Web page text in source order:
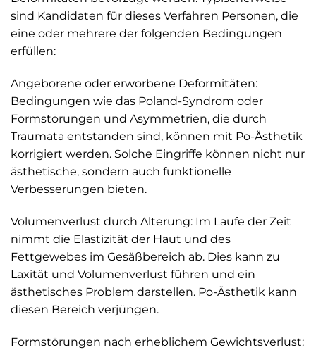
sind Kandidaten für dieses Verfahren Personen, die
eine oder mehrere der folgenden Bedingungen
erfüllen:
Angeborene oder erworbene Deformitäten:
Bedingungen wie das Poland-Syndrom oder
Formstörungen und Asymmetrien, die durch
Traumata entstanden sind, können mit Po-Ästhetik
korrigiert werden. Solche Eingriffe können nicht nur
ästhetische, sondern auch funktionelle
Verbesserungen bieten.
Volumenverlust durch Alterung: Im Laufe der Zeit
nimmt die Elastizität der Haut und des
Fettgewebes im Gesäßbereich ab. Dies kann zu
Laxität und Volumenverlust führen und ein
ästhetisches Problem darstellen. Po-Ästhetik kann
diesen Bereich verjüngen.
Formstörungen nach erheblichem Gewichtsverlust: